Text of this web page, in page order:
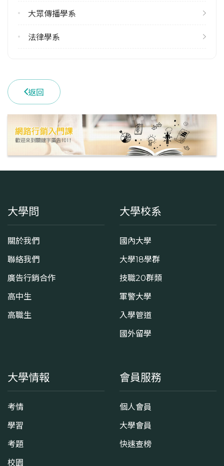
新竹市香山區玄奘路48號
大眾傳播學系
法律學系
返回
大學問
關於我們
聯絡我們
廣告行銷合作
高中生
高職生
大學校系
國內大學
大學18學群
技職20群類
軍警大學
入學管道
國外留學
大學情報
考情
學習
考題
校園
會員服務
個人會員
大學會員
快速查榜